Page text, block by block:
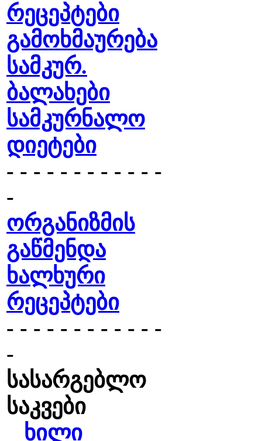
რეცეპტები
გამოხმაურება
სამკურ.
ბალახები
სამკურნალო
დიეტები
- - - - - - - - - - - -
-
ორგანიზმის
გაწმენდა
ხალხური
რეცეპტები
- - - - - - - - - - - -
-
სასარგებლო
საკვები
ხილი